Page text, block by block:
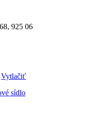
925 06
Vytlačiť
sídlo